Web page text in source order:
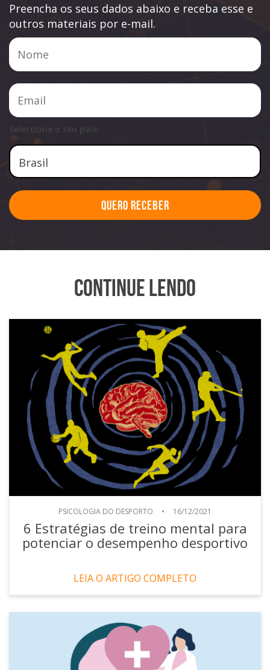
Preencha os seus dados abaixo e receba esse e
outros materiais por e-mail.
Seleccione o seu país:
Quero Receber
Continue Lendo
PSICOLOGIA DO DESPORTO • 16/12/2021
6 Estratégias de treino mental para
potenciar o desempenho desportivo
LEIA O ARTIGO COMPLETO